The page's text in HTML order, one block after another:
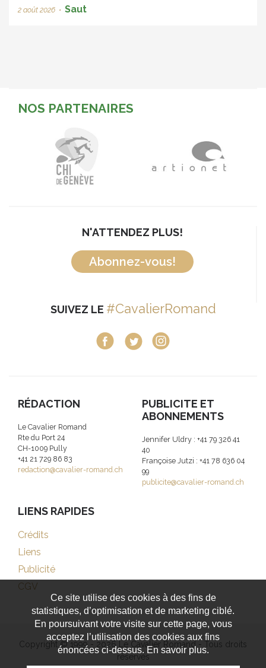
2 août 2026 • Saut
NOS PARTENAIRES
N'ATTENDEZ PLUS!
Abonnez-vous!
SUIVEZ LE #CavalierRomand
RÉDACTION
Le Cavalier Romand
Rte du Port 24
CH-1009 Pully
+41 21 729 86 83
redaction@cavalier-romand.ch
PUBLICITE ET
ABONNEMENTS
Jennifer Uldry : +41 79 326 41
40
Françoise Jutzi : +41 78 636 04
99
publicite@cavalier-romand.ch
LIENS RAPIDES
Crédits
Liens
Publicité
CGV
Copyright © 1999 - 2026 Le Cavalier Romand - Tous droits
réservés
Ce site utilise des cookies à des fins de
statistiques, d’optimisation et de marketing ciblé.
En poursuivant votre visite sur cette page, vous
acceptez l’utilisation des cookies aux fins
énoncées ci-dessus. En savoir plus.